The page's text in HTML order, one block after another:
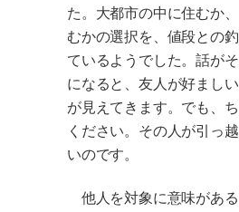
た。大都市の中に住むか
むかの選択を、値段との
ているようでした。話が
になると、友人が好まし
が見えてきます。でも、
ください。その人が引っ
いのです。
他人を対象に意味があ